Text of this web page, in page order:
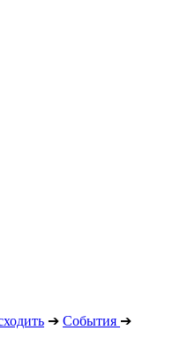
➔ События ➔